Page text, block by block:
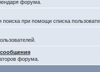
форума.
при помощи списка
форума.